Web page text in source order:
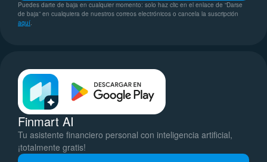
Puedes darte de baja en cualquier momento: solo haz clic en el enlace de “Darse
de baja” en cualquiera de nuestros correos electrónicos o cancela la suscripción
aquí.
Finmart AI
Tu asistente financiero personal con inteligencia artificial,
¡totalmente gratis!